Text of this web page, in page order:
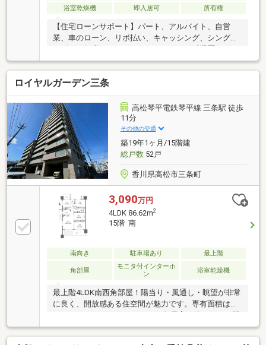
浴室乾燥機
即入居可 所有権
【住宅ローンサポート】パート、アルバイト、自営
業、車のローン、リボ払い、キャッシング、シングル
など住宅ローン審査が不安、「自分は無理かも…」と
いう方ほどご相談ください！▼審査通過例・年収300
万＋車ローン／勤続1年→通過・年収260万／シングル
／カード残債→通過・転職4ヶ月／頭金0→通過・自営
業2年目→補足資料＆補足説明で通過・パート3年目/年
収180万円→承無理な営業はいたしません。通る方法
を一緒に探します。087-810-3147／【見学予約】から
も受付中
ロイヤルガーデン三条
高松琴平電鉄琴平線 三条駅 徒歩
11分
その他の交通
築19年1ヶ月/15階建
総戸数52戸
香川県高松市三条町
3,090万円
4LDK 86.62m2
15階 南
南向き 駐車場あり 最上階
角部屋
モニタ付インターホ
ン
浴室乾燥機
最上階4LDK南西角部屋！陽当り・風通し・眺望が非常
に良く、開放感ある住空間が魅力です。専有面積は
取り。水回り（キッチン・浴室・洗面・トイレ）新
調、全室クロス・床張替、照明交換など充実のリフォ